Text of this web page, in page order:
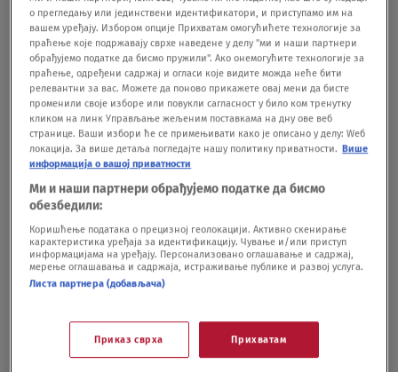
predložila formiranje komisije o imovini
SKC nakon studentske blokade
DRUŠTVO28.07.25.
Ko su članovi komisije za pomilovanja na
kojima Vučić insistira?
POLITIKA18.07.25. 30
Oglas
о прегледању или јединствени идентификатори, и приступамо им на
вашем уређају. Избором опције Прихватам омогућићете технологије за
праћење које подржавају сврхе наведене у делу "ми и наши партнери
обрађујемо податке да бисмо пружили". Ако онемогућите технологије за
праћење, одређени садржај и огласи које видите можда неће бити
релевантни за вас. Можете да поново прикажете овај мени да бисте
променили своје изборе или повукли сагласност у било ком тренутку
кликом на линк Управљање жељеним поставкама на дну ове веб
странице. Ваши избори ће се примењивати како је описано у делу: Wеб
локација. За више детаља погледајте нашу политику приватности. Више
информација о вашој приватности
Ми и наши партнери обрађујемо податке да бисмо
обезбедили:
Коришћење података о прецизној геолокацији. Активно скенирање
карактеристика уређаја за идентификацију. Чување и/или приступ
информацијама на уређају. Персонализовано оглашавање и садржај,
мерење оглашавања и садржаја, истраживање публике и развој услуга.
Листа партнера (добављача)
Приказ сврха Прихватам